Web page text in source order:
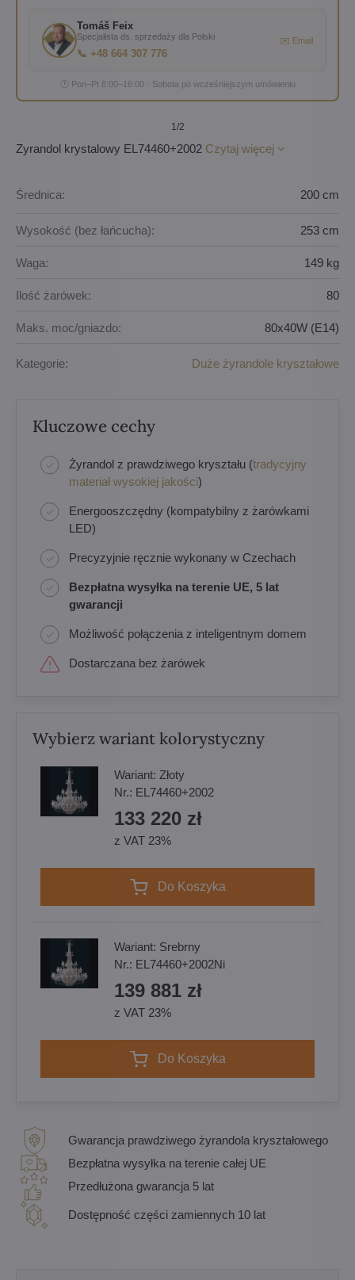
Tomáš Feix
Specjalista ds. sprzedaży dla Polski
📞 +48 664 307 776
✉️ Email
🕐 Pon–Pt 8:00–16:00 · Sobota po wcześniejszym umówieniu
1/2
Zyrandol krystalowy EL74460+2002 Czytaj więcej
Średnica: 200 cm
Wysokość (bez łańcucha): 253 cm
Waga: 149 kg
Ilość żarówek: 80
Maks. moc/gniazdo: 80x40W (E14)
Kategorie: Duże żyrandole kryształowe
Kluczowe cechy
Żyrandol z prawdziwego kryształu (tradycyjny
materiał wysokiej jakości)
Energooszczędny (kompatybilny z żarówkami
LED)
Precyzyjnie ręcznie wykonany w Czechach
Bezpłatna wysyłka na terenie UE, 5 lat
gwarancji
Możliwość połączenia z inteligentnym domem
Dostarczana bez żarówek
Wybierz wariant kolorystyczny
Wariant: Złoty
Nr.: EL74460+2002
133 220 zł
z VAT 23%
Do Koszyka
Wariant: Srebrny
Nr.: EL74460+2002Ni
139 881 zł
z VAT 23%
Do Koszyka
Gwarancja prawdziwego żyrandola kryształowego
Bezpłatna wysyłka na terenie całej UE
Przedłużona gwarancja 5 lat
Dostępność części zamiennych 10 lat